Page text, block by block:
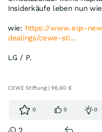
Insiderkäufe leben nun
wie: https://www.eqs-
dealings/cewe-sti…
LG / P.
CEWE Stiftung | 96,60 €
0 0 0